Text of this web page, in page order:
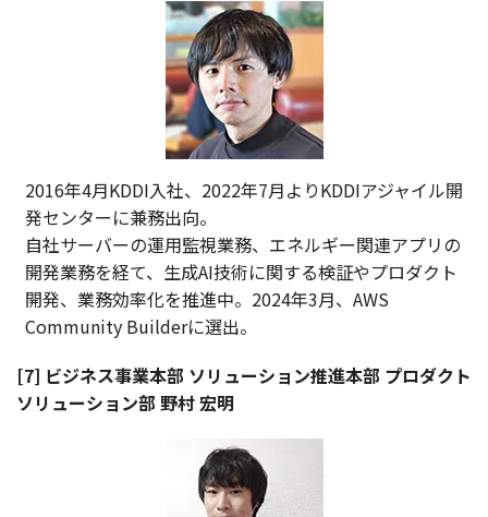
2016年4月KDDI入社、2022年7月よりKDDIアジャイル開
発センターに兼務出向。
自社サーバーの運用監視業務、エネルギー関連アプリの
開発業務を経て、生成AI技術に関する検証やプロダクト
開発、業務効率化を推進中。2024年3月、AWS
Community Builderに選出。
[7] ビジネス事業本部 ソリューション推進本部 プロダクト
ソリューション部 野村 宏明